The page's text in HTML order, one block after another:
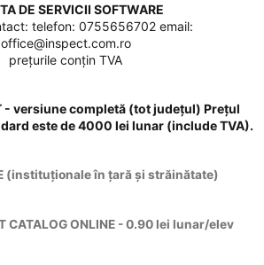
DE SERVICII SOFTWARE
telefon: 0755656702 email:
office@inspect.com.ro
prețurile conțin TVA
- versiune completă (tot județul) Prețul
este de 4000 lei lunar (include TVA).
(instituționale în țară și străinătate)
CATALOG ONLINE - 0.90 lei lunar/elev